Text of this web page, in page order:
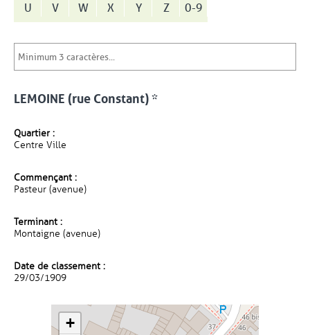
U
V W X Y Z 0-9
LEMOINE (rue Constant) *
Quartier :
Centre Ville
Commençant :
Pasteur (avenue)
Terminant :
Montaigne (avenue)
Date de classement :
29/03/1909
+